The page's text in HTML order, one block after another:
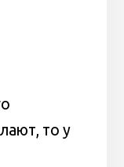
то у